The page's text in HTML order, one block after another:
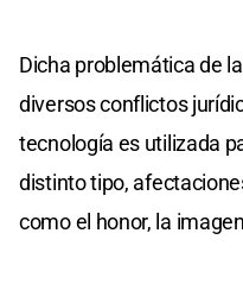
Dicha problemática de
diversos conflictos
tecnología es utilizada
distinto tipo,
como el honor, la